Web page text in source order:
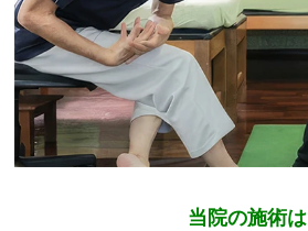
当院の施術は